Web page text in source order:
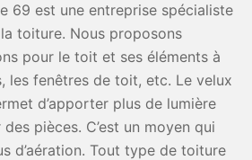
69 est une entreprise spécialiste
toiture. Nous proposons
pour le toit et ses éléments à
les fenêtres de toit, etc. Le velux
d’apporter plus de lumière
pièces. C’est un moyen qui
d’aération. Tout type de toiture